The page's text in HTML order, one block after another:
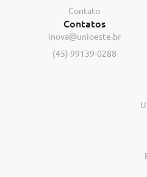
Contato
Contatos
inova@unioeste.br
(45) 99139-0288